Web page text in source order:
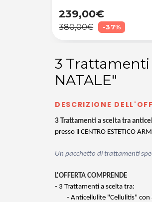
239,00€
380,00€ -37%
3 Trattamenti
NATALE"
DESCRIZIONE
3 Trattamenti a scelta tra
presso il CENTRO ESTETICO
Un pacchetto di trattamenti
L'OFFERTA COMPRENDE
- 3 Trattamenti a scelta tra:
- Anticellulite "Cellulitis" con